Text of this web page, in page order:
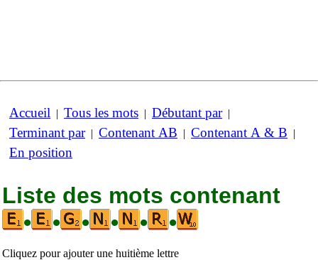
Accueil | Tous les mots | Débutant par|
Terminant par| Contenant AB | Contenant A & B |
En position
Liste des mots contenant
•
• • • • •
Cliquez pour ajouter une huitième lettre